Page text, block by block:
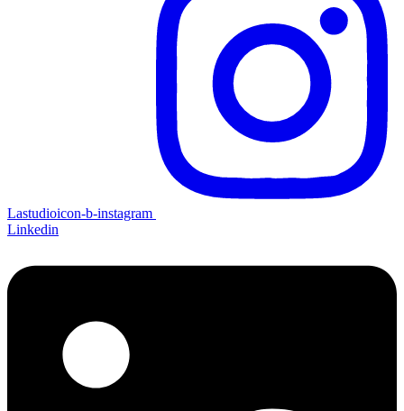
Lastudioicon-b-instagram
Linkedin